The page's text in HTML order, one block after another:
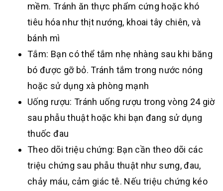
mềm. Tránh ăn thực phẩm cứng hoặc khó
tiêu hóa như thịt nướng, khoai tây chiên, và
bánh mì
Tắm: Bạn có thể tắm nhẹ nhàng sau khi băng
bó được gỡ bỏ. Tránh tắm trong nước nóng
hoặc sử dụng xà phòng mạnh
Uống rượu: Tránh uống rượu trong vòng 24 giờ
sau phẫu thuật hoặc khi bạn đang sử dụng
thuốc đau
Theo dõi triệu chứng: Bạn cần theo dõi các
triệu chứng sau phẫu thuật như sưng, đau,
chảy máu, cảm giác tê. Nếu triệu chứng kéo